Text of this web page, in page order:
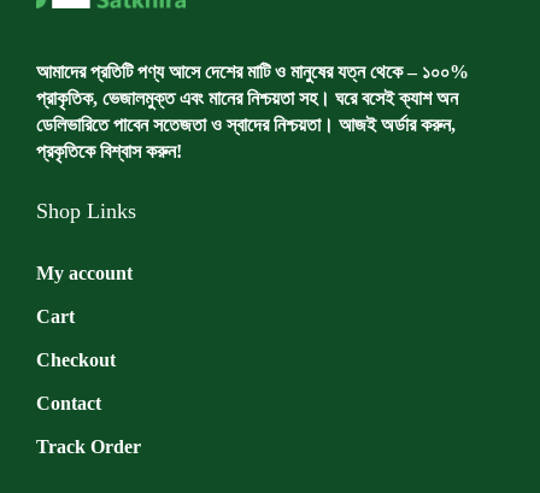
আমাদের প্রতিটি পণ্য আসে দেশের মাটি ও মানুষের যত্ন থেকে – ১০০%
প্রাকৃতিক, ভেজালমুক্ত এবং মানের নিশ্চয়তা সহ। ঘরে বসেই ক্যাশ অন
ডেলিভারিতে পাবেন সতেজতা ও স্বাদের নিশ্চয়তা। আজই অর্ডার করুন,
প্রকৃতিকে বিশ্বাস করুন!
Shop Links
My account
Cart
Checkout
Contact
Track Order